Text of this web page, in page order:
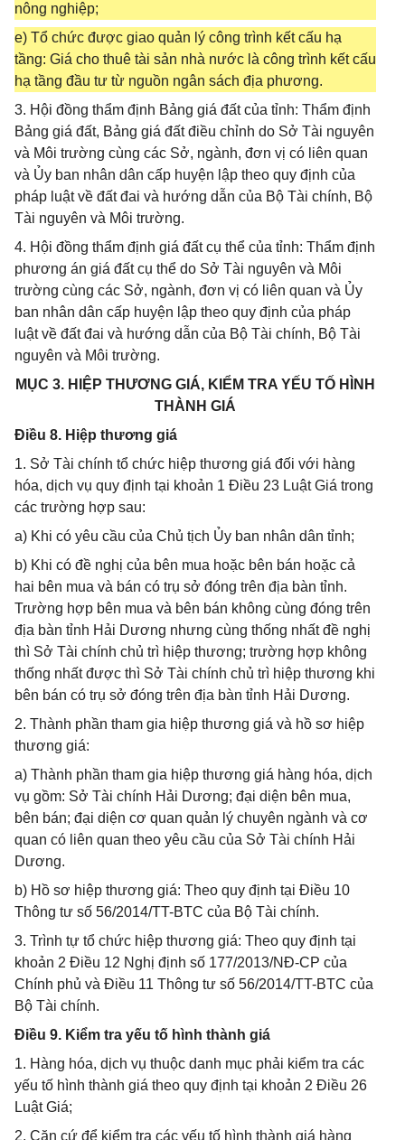
nông nghiệp;
e) Tổ chức được giao quản lý công trình kết cấu hạ
tầng: Giá cho thuê tài sản nhà nước là công trình kết cấu
hạ tầng đầu tư từ nguồn ngân sách địa phương.
3. Hội đồng thẩm định Bảng giá đất của tỉnh: Thẩm định
Bảng giá đất, Bảng giá đất điều chỉnh do Sở Tài nguyên
và Môi trường cùng các Sở, ngành, đơn vị có liên quan
và Ủy ban nhân dân cấp huyện lập theo quy định của
pháp luật về đất đai và hướng dẫn của Bộ Tài chính, Bộ
Tài nguyên và Môi trường.
4. Hội đồng thẩm định giá đất cụ thể của tỉnh: Thẩm định
phương án giá đất cụ thể do Sở Tài nguyên và Môi
trường cùng các Sở, ngành, đơn vị có liên quan và Ủy
ban nhân dân cấp huyện lập theo quy định của pháp
luật về đất đai và hướng dẫn của Bộ Tài chính, Bộ Tài
nguyên và Môi trường.
MỤC 3. HIỆP THƯƠNG GIÁ, KIỂM TRA YẾU TỐ HÌNH
THÀNH GIÁ
Điều 8. Hiệp thương giá
1. Sở Tài chính tổ chức hiệp thương giá đối với hàng
hóa, dịch vụ quy định tại khoản 1 Điều 23 Luật Giá trong
các trường hợp sau:
a) Khi có yêu cầu của Chủ tịch Ủy ban nhân dân tỉnh;
b) Khi có đề nghị của bên mua hoặc bên bán hoặc cả
hai bên mua và bán có trụ sở đóng trên địa bàn tỉnh.
Trường hợp bên mua và bên bán không cùng đóng trên
địa bàn tỉnh Hải Dương nhưng cùng thống nhất đề nghị
thì Sở Tài chính chủ trì hiệp thương; trường hợp không
thống nhất được thì Sở Tài chính chủ trì hiệp thương khi
bên bán có trụ sở đóng trên địa bàn tỉnh Hải Dương.
2. Thành phần tham gia hiệp thương giá và hồ sơ hiệp
thương giá:
a) Thành phần tham gia hiệp thương giá hàng hóa, dịch
vụ gồm: Sở Tài chính Hải Dương; đại diện bên mua,
bên bán; đại diện cơ quan quản lý chuyên ngành và cơ
quan có liên quan theo yêu cầu của Sở Tài chính Hải
Dương.
b) Hồ sơ hiệp thương giá: Theo quy định tại Điều 10
Thông tư số 56/2014/TT-BTC của Bộ Tài chính.
3. Trình tự tổ chức hiệp thương giá: Theo quy định tại
khoản 2 Điều 12 Nghị định số 177/2013/NĐ-CP của
Chính phủ và Điều 11 Thông tư số 56/2014/TT-BTC của
Bộ Tài chính.
Điều 9. Kiểm tra yếu tố hình thành giá
1. Hàng hóa, dịch vụ thuộc danh mục phải kiểm tra các
yếu tố hình thành giá theo quy định tại khoản 2 Điều 26
Luật Giá;
2. Căn cứ để kiểm tra các yếu tố hình thành giá hàng